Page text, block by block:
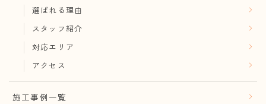
選ばれる理由
スタッフ紹介
対応エリア
アクセス
施工事例一覧